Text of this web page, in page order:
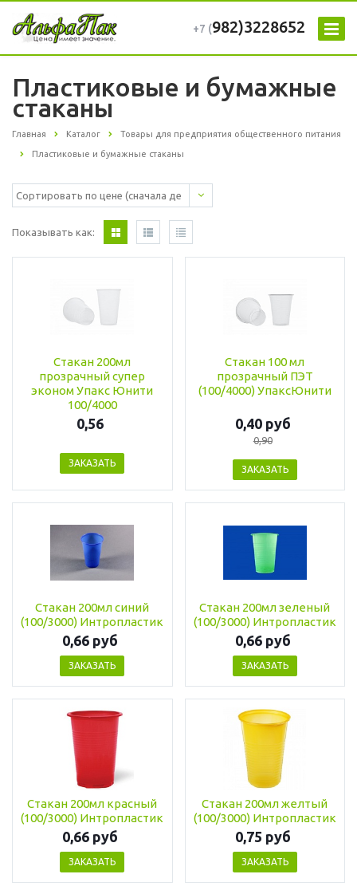
+7 (982)3228652
Пластиковые и бумажные
стаканы
Главная Каталог Товары для предприятия общественного питания
Пластиковые и бумажные стаканы
Показывать как:
Стакан 200мл
прозрачный супер
эконом Упакс Юнити
100/4000
0,56
ЗАКАЗАТЬ
Стакан 100 мл
прозрачный ПЭТ
(100/4000) УпаксЮнити
0,40 руб
0,90
ЗАКАЗАТЬ
Стакан 200мл синий
(100/3000) Интропластик
0,66 руб
ЗАКАЗАТЬ
Стакан 200мл зеленый
(100/3000) Интропластик
0,66 руб
ЗАКАЗАТЬ
Стакан 200мл красный
(100/3000) Интропластик
0,66 руб
ЗАКАЗАТЬ
Стакан 200мл желтый
(100/3000) Интропластик
0,75 руб
ЗАКАЗАТЬ